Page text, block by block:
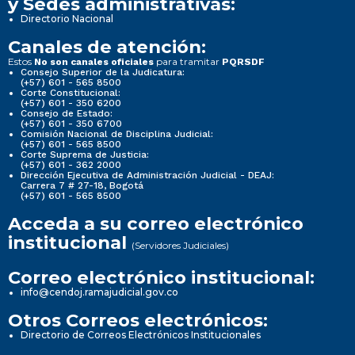
Directorio Nacional
Canales de atención:
Estos No son canales oficiales para tramitar PQRSDF
Consejo Superior de la Judicatura:
(+57) 601 - 565 8500
Corte Constitucional:
(+57) 601 - 350 6200
Consejo de Estado:
(+57) 601 - 350 6700
Comisión Nacional de Disciplina Judicial:
(+57) 601 - 565 8500
Corte Suprema de Justicia:
(+57) 601 - 362 2000
Dirección Ejecutiva de Administración Judicial - DEAJ:
Carrera 7 # 27-18, Bogotá
(+57) 601 - 565 8500
Acceda a su correo electrónico
institucional (Servidores Judiciales)
Correo electrónico institucional:
info@cendoj.ramajudicial.gov.co
Otros Correos electrónicos:
Directorio de Correos Electrónicos Institucionales